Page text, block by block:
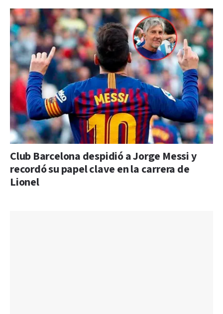
Club Barcelona despidió a Jorge Messi y
recordó su papel clave en la carrera de
Lionel